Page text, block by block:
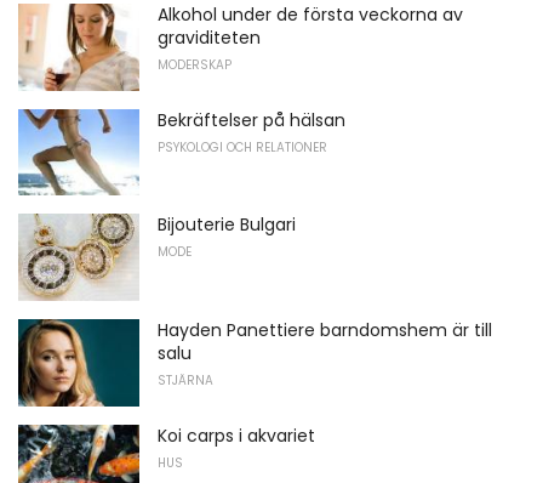
Alkohol under de första veckorna av
graviditeten
MODERSKAP
Bekräftelser på hälsan
PSYKOLOGI OCH RELATIONER
Bijouterie Bulgari
MODE
Hayden Panettiere barndomshem är till
salu
STJÄRNA
Koi carps i akvariet
HUS